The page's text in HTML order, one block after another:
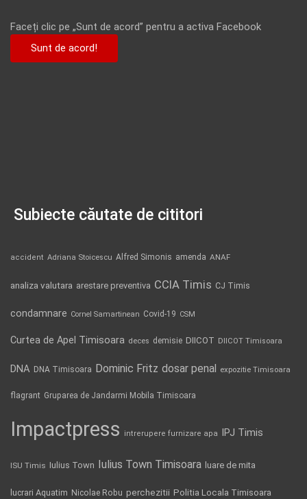
Faceți clic pe „Sunt de acord” pentru a activa Facebook
Sunt de acord!
Subiecte căutate de cititori
accident Adriana Stoicescu Alfred Simonis amenda ANAF
analiza valutara arestare preventiva CCIA Timis CJ Timis
condamnare Cornel Samartinean Covid-19 CSM
Curtea de Apel Timisoara deces demisie DIICOT DIICOT Timisoara
DNA DNA Timisoara Dominic Fritz dosar penal expozitie Timisoara
flagrant Gruparea de Jandarmi Mobila Timisoara
Impactpress intrerupere furnizare apa IPJ Timis
ISU Timis Iulius Town Iulius Town Timisoara luare de mita
lucrari Aquatim Nicolae Robu perchezitii Politia Locala Timisoara